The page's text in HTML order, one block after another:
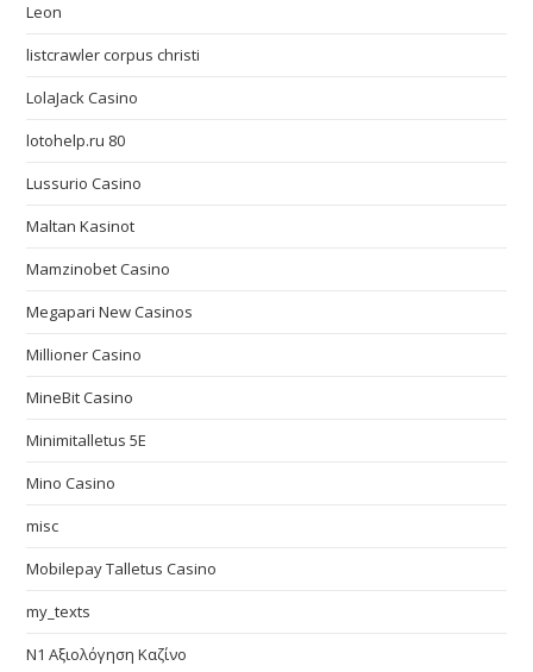
Leon
listcrawler corpus christi
LolaJack Casino
lotohelp.ru 80
Lussurio Casino
Maltan Kasinot
Mamzinobet Casino
Megapari New Casinos
Millioner Casino
MineBit Casino
Minimitalletus 5E
Mino Casino
misc
Mobilepay Talletus Casino
my_texts
N1 Αξιολόγηση Καζίνο